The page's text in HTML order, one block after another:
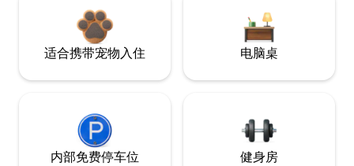
适合携带宠物入住 电脑桌
内部免费停车位 健身房